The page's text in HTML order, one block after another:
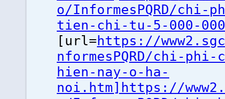
o/InformesPQRD/chi-
tien-chi-tu-5-000-
[url=https://
nformesPQRD/chi-
hien-nay-o-ha-
noi.htm]https://